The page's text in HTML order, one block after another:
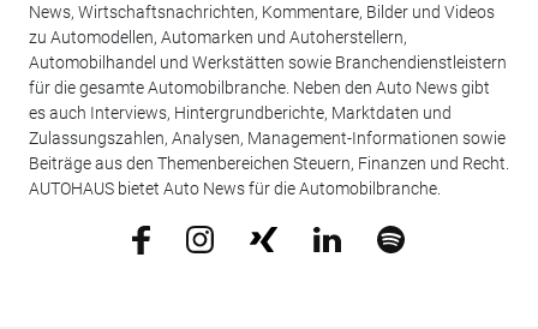
News, Wirtschaftsnachrichten, Kommentare, Bilder und Videos
zu Automodellen, Automarken und Autoherstellern,
Automobilhandel und Werkstätten sowie Branchendienstleistern
für die gesamte Automobilbranche. Neben den Auto News gibt
es auch Interviews, Hintergrundberichte, Marktdaten und
Zulassungszahlen, Analysen, Management-Informationen sowie
Beiträge aus den Themenbereichen Steuern, Finanzen und Recht.
AUTOHAUS bietet Auto News für die Automobilbranche.